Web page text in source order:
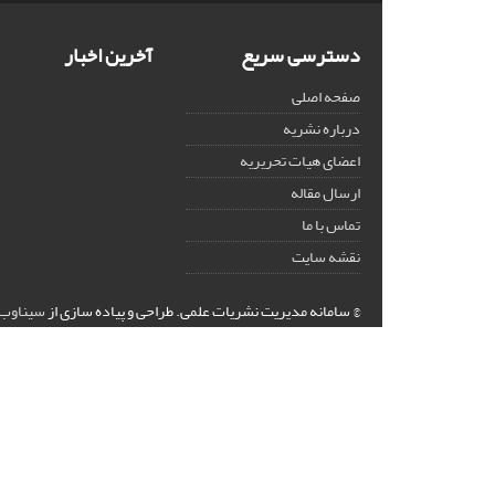
دسترسی سریع
صفحه اصلی
درباره نشریه
اعضای هیات تحریریه
ارسال مقاله
تماس با ما
نقشه سایت
آخرین اخبار
© سامانه مدیریت نشریات علمی.طراحی و پیاده سازی از